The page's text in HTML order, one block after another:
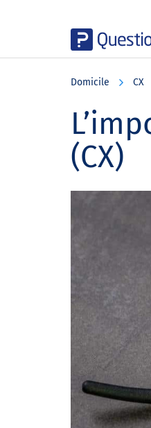
Domicile CX
(CX)